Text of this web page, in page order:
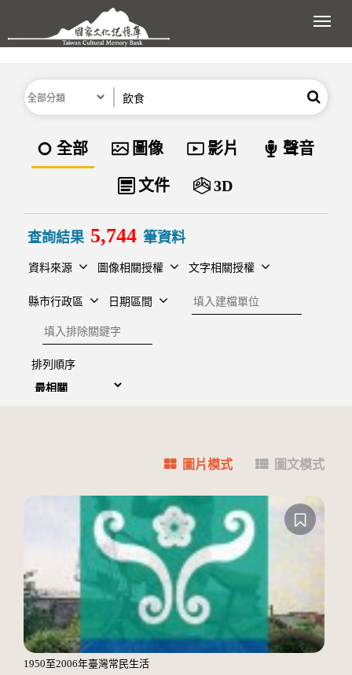
跳到主要內容區塊
展
分類 搜尋
資料類型
全部 圖像 影片 聲音
文件 3D
查詢結果 5,744 筆資料
資料來源 圖像相關授權 文字相關授權
縣市行政區 日期區間
建檔單位
排除關鍵字
排列順序
圖片模式 圖文模式
1950至2006年臺灣常民生活